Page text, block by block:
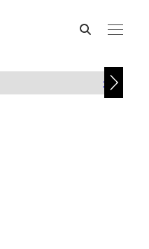
カスタム